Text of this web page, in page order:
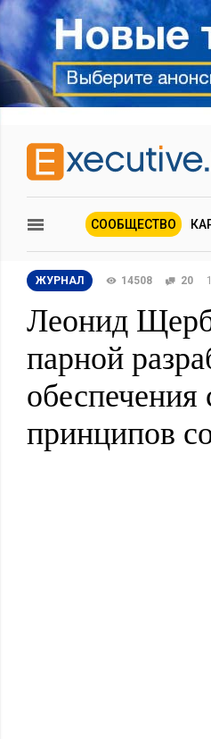
СООБЩЕСТВО
ЖУРНАЛ 14508 20
Леонид
парной
принципов